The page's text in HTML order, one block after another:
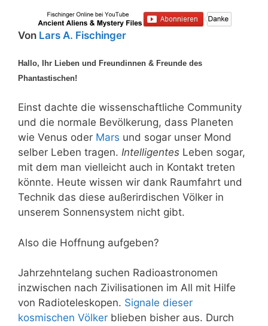
Von Lars A. Fischinger
Hallo, Ihr Lieben und Freundinnen & Freunde des
Phantastischen!
Einst dachte die wissenschaftliche Community
und die normale Bevölkerung, dass Planeten
wie Venus oder Mars und sogar unser Mond
selber Leben tragen. Intelligentes Leben sogar,
mit dem man vielleicht auch in Kontakt treten
könnte. Heute wissen wir dank Raumfahrt und
Technik das diese außerirdischen Völker in
unserem Sonnensystem nicht gibt.
Also die Hoffnung aufgeben?
Jahrzehntelang suchen Radioastronomen
inzwischen nach Zivilisationen im All mit Hilfe
von Radioteleskopen. Signale dieser
kosmischen Völker blieben bisher aus. Durch